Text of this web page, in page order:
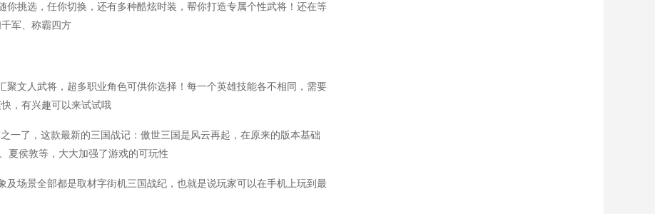
挑选，任你切换，还有多种酷炫时装，帮你打造专属个性武将！还在等
军、称霸四方
聚文人武将，超多职业角色可供你选择！每一个英雄技能各不相同，需要
，有兴趣可以来试试哦
一了，这款最新的三国战记：傲世三国是风云再起，在原来的版本基础
夏侯敦等，大大加强了游戏的可玩性
场景全部都是取材字街机三国战纪，也就是说玩家可以在手机上玩到最